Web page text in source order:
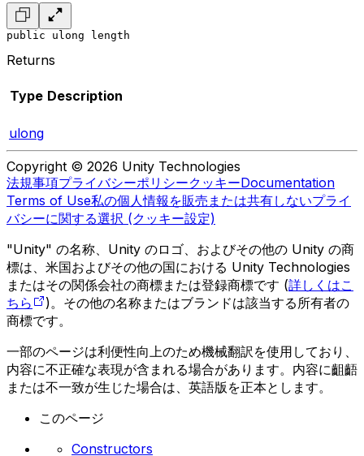
public ulong length
Returns
Type Description
ulong
Copyright © 2026 Unity Technologies
法規事項プライバシーポリシークッキーDocumentation
Terms of Use私の個人情報を販売または共有しないプライ
バシーに関する選択 (クッキー設定)
"Unity" の名称、Unity のロゴ、およびその他の Unity の商
標は、米国およびその他の国における Unity Technologies
またはその関係会社の商標または登録商標です (詳しくはこ
ちら
)。その他の名称またはブランドは該当する所有者の
商標です。
一部のページは利便性向上のため機械翻訳を使用しており、
内容に不正確な表現が含まれる場合があります。内容に齟齬
または不一致が生じた場合は、英語版を正本とします。
このページ
Constructors